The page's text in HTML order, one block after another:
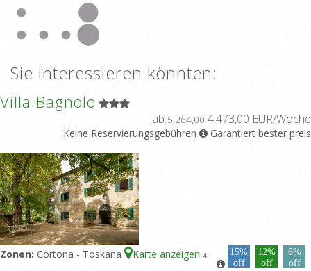
Sie interessieren könnten:
Villa Bagnolo
ab 5.264,00 4.473,00 EUR/Woche
Keine Reservierungsgebühren Garantiert bester preis
Zonen: Cortona - Toskana Karte anzeigen 4
15%
off
12%
off
6%
off